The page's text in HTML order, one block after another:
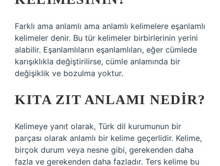
Farklı ama anlamlı ama anlamlı kelimelere eşanlamlı
kelimeler denir. Bu tür kelimeler birbirlerinin yerini
alabilir. Eşanlamlıların eşanlamlıları, eğer cümlede
karışıklıkla değiştirilirse, cümle anlamında bir
değişiklik ve bozulma yoktur.
KITA ZIT ANLAMI NEDIR?
Kelimeye yanıt olarak, Türk dil kurumunun bir
parçası olarak anlamlı bir kelime geçerlidir. Kelime,
birçok durum veya nesne gibi, gerekenden daha
fazla ve gerekenden daha fazladır. Ters kelime bu